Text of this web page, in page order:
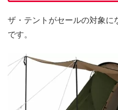
ザ・テントがセールの対象に
です。